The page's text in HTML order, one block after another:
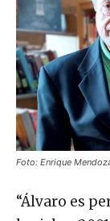
Foto: Enrique
“Álvaro es